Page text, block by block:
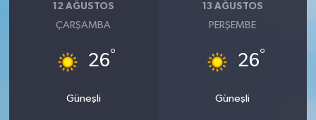
12 AĞUSTOS
ÇARŞAMBA
26°
Güneşli
13 AĞUSTOS
PERŞEMBE
26°
Güneşli